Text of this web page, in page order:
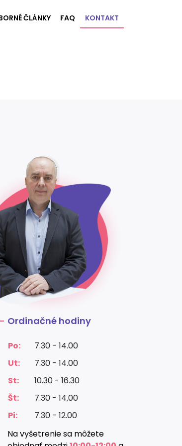
ČLÁNKY FAQ KONTAKT
Ordinačné hodiny
Po:
7.30 - 14.00
Ut:
7.30 - 14.00
St:
10.30 - 16.30
Št:
7.30 - 14.00
Pi:
7.30 - 12.00
Na vyšetrenie sa môžete